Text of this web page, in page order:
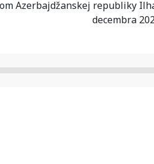
Azerbajdžanskej republiky
decembra